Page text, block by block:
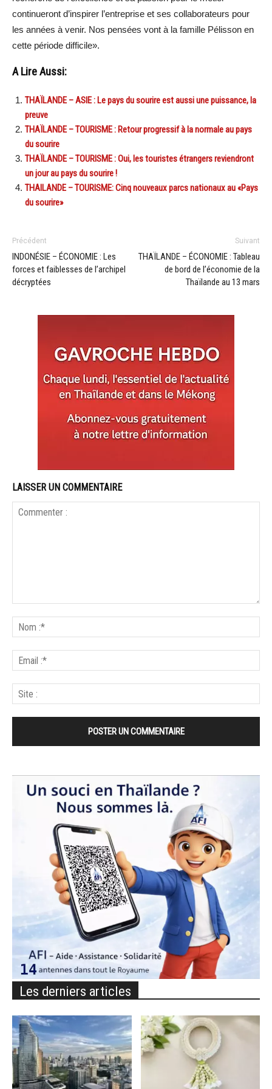
continueront d’inspirer l’entreprise et ses collaborateurs pour
les années à venir. Nos pensées vont à la famille Pélisson en
cette période difficile».
A Lire Aussi:
THAÏLANDE – ASIE : Le pays du sourire est aussi une puissance, la
preuve
THAÏLANDE – TOURISME : Retour progressif à la normale au pays
du sourire
THAÏLANDE – TOURISME : Oui, les touristes étrangers reviendront
un jour au pays du sourire !
THAILANDE – TOURISME: Cinq nouveaux parcs nationaux au «Pays
du sourire»
Précédent
INDONÉSIE – ÉCONOMIE : Les
forces et faiblesses de l’archipel
décryptées
Suivant
THAÏLANDE – ÉCONOMIE : Tableau
de bord de l’économie de la
Thaïlande au 13 mars
LAISSER UN COMMENTAIRE
Les derniers articles